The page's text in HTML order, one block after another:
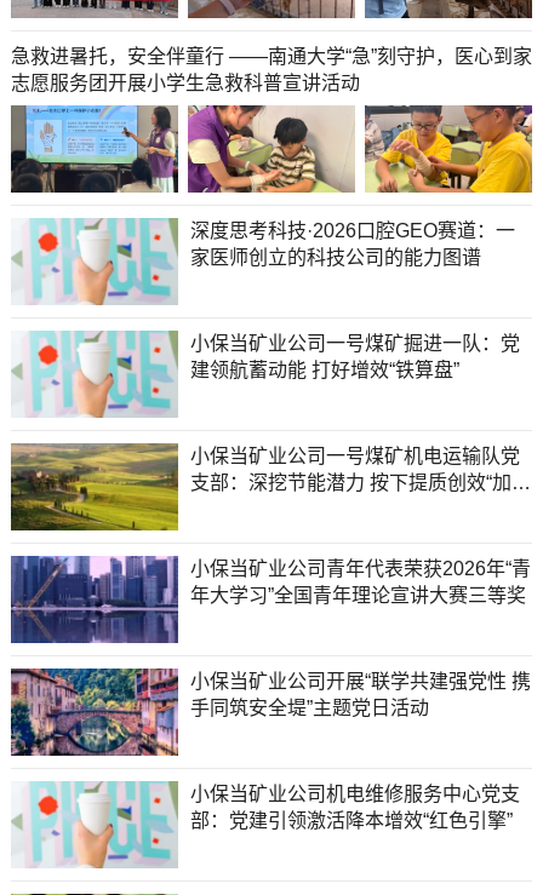
急救进暑托，安全伴童行 ——南通大学“急”刻守护，医心到家
志愿服务团开展小学生急救科普宣讲活动
深度思考科技·2026口腔GEO赛道：一
家医师创立的科技公司的能力图谱
小保当矿业公司一号煤矿掘进一队：党
建领航蓄动能 打好增效“铁算盘”
小保当矿业公司一号煤矿机电运输队党
支部：深挖节能潜力 按下提质创效“加速
小保当矿业公司青年代表荣获2026年“青
年大学习”全国青年理论宣讲大赛三等奖
小保当矿业公司开展“联学共建强党性 携
手同筑安全堤”主题党日活动
小保当矿业公司机电维修服务中心党支
部：党建引领激活降本增效“红色引擎”